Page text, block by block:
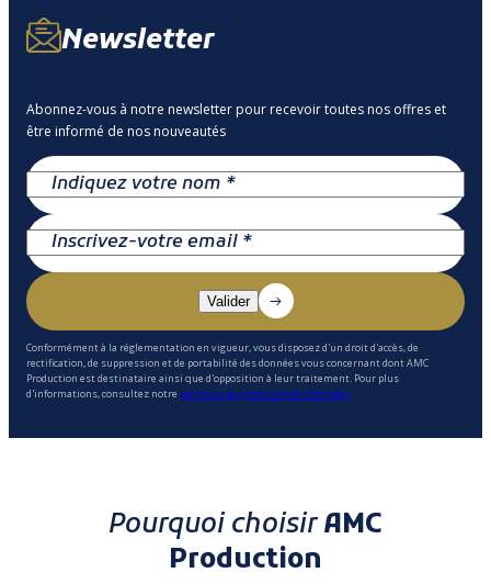
Newsletter
Abonnez-vous à notre newsletter pour recevoir toutes nos offres et
être informé de nos nouveautés
Conformément à la réglementation en vigueur, vous disposez d'un droit d'accès, de
rectification, de suppression et de portabilité des données vous concernant dont AMC
Production est destinataire ainsi que d'opposition à leur traitement. Pour plus
d'informations, consultez notre politique de protection des données.
Pourquoi choisirAMC
Production